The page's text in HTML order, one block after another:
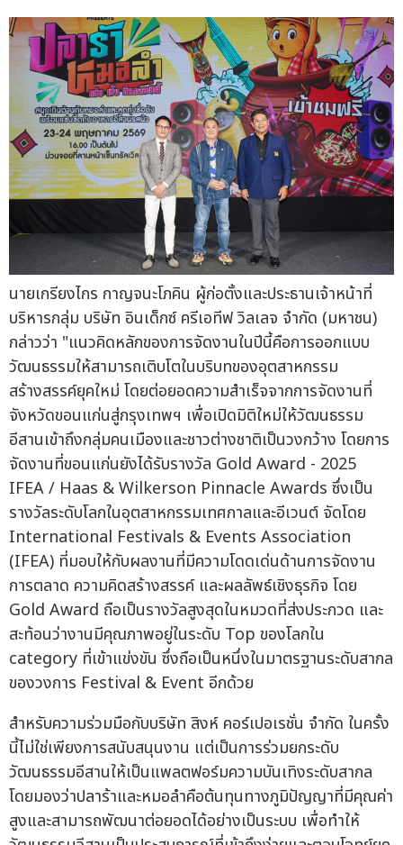
นายเกรียงไกร กาญจนะโภคิน ผู้ก่อตั้งและประธานเจ้าหน้าที่
บริหารกลุ่ม บริษัท อินเด็กซ์ ครีเอทีฟ วิลเลจ จำกัด (มหาชน)
กล่าวว่า "แนวคิดหลักของการจัดงานในปีนี้คือการออกแบบ
วัฒนธรรมให้สามารถเติบโตในบริบทของอุตสาหกรรม
สร้างสรรค์ยุคใหม่ โดยต่อยอดความสำเร็จจากการจัดงานที่
จังหวัดขอนแก่นสู่กรุงเทพฯ เพื่อเปิดมิติใหม่ให้วัฒนธรรม
อีสานเข้าถึงกลุ่มคนเมืองและชาวต่างชาติเป็นวงกว้าง โดยการ
จัดงานที่ขอนแก่นยังได้รับรางวัล Gold Award - 2025
IFEA / Haas & Wilkerson Pinnacle Awards ซึ่งเป็น
รางวัลระดับโลกในอุตสาหกรรมเทศกาลและอีเวนต์ จัดโดย
International Festivals & Events Association
(IFEA) ที่มอบให้กับผลงานที่มีความโดดเด่นด้านการจัดงาน
การตลาด ความคิดสร้างสรรค์ และผลลัพธ์เชิงธุรกิจ โดย
Gold Award ถือเป็นรางวัลสูงสุดในหมวดที่ส่งประกวด และ
สะท้อนว่างานมีคุณภาพอยู่ในระดับ Top ของโลกใน
category ที่เข้าแข่งขัน ซึ่งถือเป็นหนึ่งในมาตรฐานระดับสากล
ของวงการ Festival & Event อีกด้วย
สำหรับความร่วมมือกับบริษัท สิงห์ คอร์เปอเรชั่น จำกัด ในครั้ง
นี้ไม่ใช่เพียงการสนับสนุนงาน แต่เป็นการร่วมยกระดับ
วัฒนธรรมอีสานให้เป็นแพลตฟอร์มความบันเทิงระดับสากล
โดยมองว่าปลาร้าและหมอลำคือต้นทุนทางภูมิปัญญาที่มีคุณค่า
สูงและสามารถพัฒนาต่อยอดได้อย่างเป็นระบบ เพื่อทำให้